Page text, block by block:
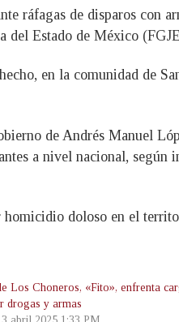
ráfagas de disparos con
del Estado de México
en la comunidad de
de Andrés Manuel
a nivel nacional, según
doloso en el
Los Choneros, «Fito», enfrenta
drogas y armas